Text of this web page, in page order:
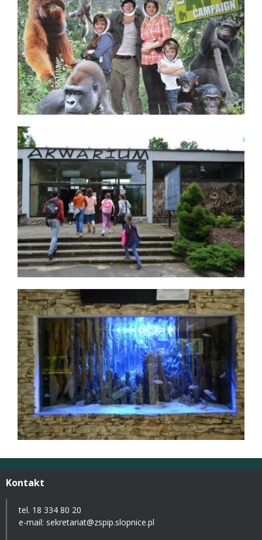
Kontakt
tel. 18 334 80 20
e-mail: sekretariat@zspip.slopnice.pl